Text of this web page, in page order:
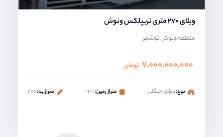
ویلای 270 متری تریپلکس ونوش
منطقه ونوش نوشهر
۷,۰۰۰,۰۰۰,۰۰۰ تومان
نوع:ویلای حنگلی متراژ زمین:۲۳۰ متراژ بنا:۲۷۰